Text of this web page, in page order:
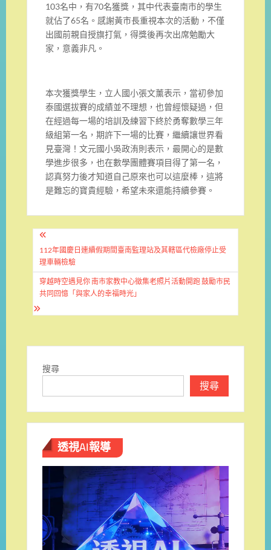
103名中，有70名獲獎，其中代表臺南市的學生
就佔了65名。感謝黃市長重視本次的活動，不僅
出國前親自授旗打氣，得獎後再次出席勉勵大
家，意義非凡。
本次獲獎學生，立人國小張文薰表示，當初參加
泰國選拔賽的成績並不理想，也曾經懷疑過，但
在經過每一場的培訓及練習下終於勇奪數學三年
級組第一名，期許下一場的比賽，繼續讓世界看
見臺灣！文元國小吳政洧則表示，最開心的是數
學進步很多，也在數學團體賽項目得了第一名，
認真努力後才知道自己原來也可以這麼棒，這將
是難忘的寶貴經驗，希望未來還能持續參賽。
文
章
導
覽
112年國慶日連續假期間臺南監理站及其轄區代檢廠停止受
理車輛檢驗
穿越時空遇見你 南市家教中心徵集老照片活動開跑 鼓勵市民
共同回憶「與家人的幸福時光」
搜尋
搜尋
透視AI報導